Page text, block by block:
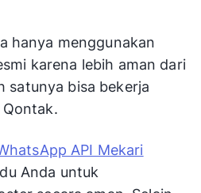
mengirimkan
Hal ini
dan jangkauan
hanya menggunakan
karena lebih aman dari